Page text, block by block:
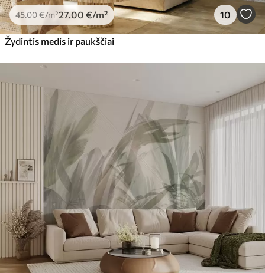
45.00€/m²27.00 €/m² 10
Žydintis medis ir paukščiai